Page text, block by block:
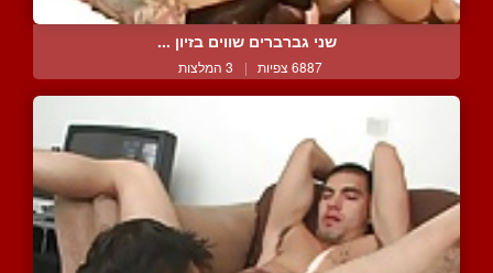
שני גברברים שווים בזיון ...
6887 צפיות | 3 המלצות